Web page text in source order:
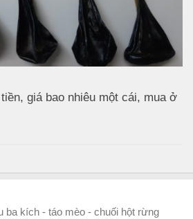
giá bao nhiêu một cái, mua ở
ba kích - táo mèo - chuối hột rừng